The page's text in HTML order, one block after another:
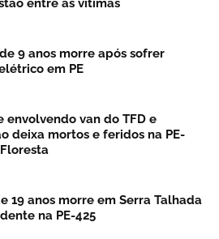
entre as vítimas
9 anos morre após sofrer
em PE
envolvendo van do TFD e
deixa mortos e feridos na PE-
19 anos morre em Serra Talhada
na PE-425